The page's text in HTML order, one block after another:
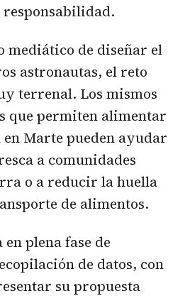
responsabilidad.
mediático de diseñar el
astronautas, el reto
terrenal. Los mismos
que permiten alimentar
Marte pueden ayudar
a comunidades
o a reducir la huella
de alimentos.
plena fase de
de datos, con
su propuesta